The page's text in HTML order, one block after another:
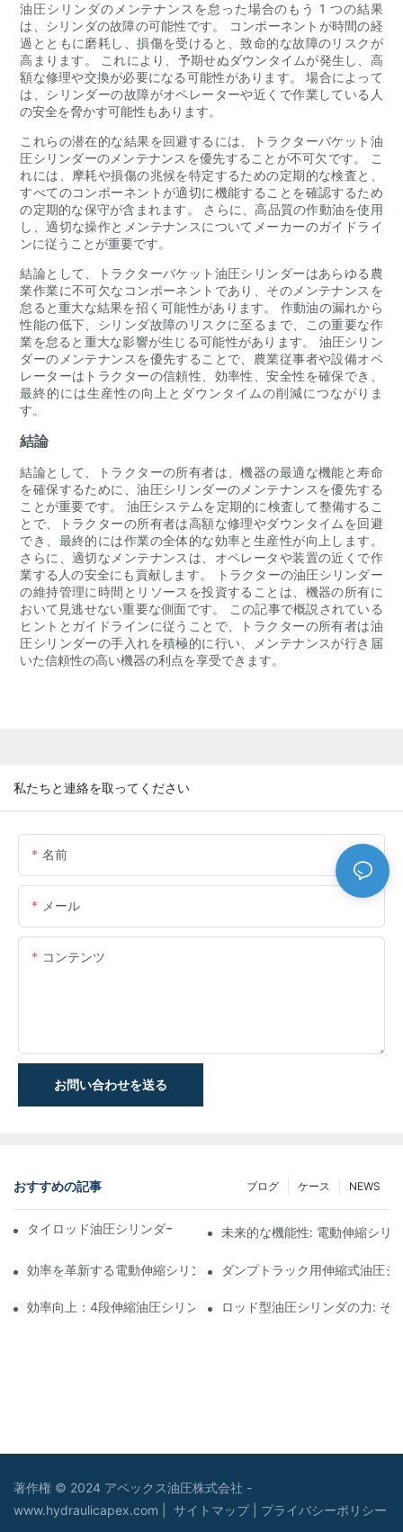
油圧シリンダのメンテナンスを怠った場合のもう 1 つの結果
は、シリンダの故障の可能性です。 コンポーネントが時間の経
過とともに磨耗し、損傷を受けると、致命的な故障のリスクが
高まります。 これにより、予期せぬダウンタイムが発生し、高
額な修理や交換が必要になる可能性があります。 場合によって
は、シリンダーの故障がオペレーターや近くで作業している人
の安全を脅かす可能性もあります。
これらの潜在的な結果を回避するには、トラクターバケット油
圧シリンダーのメンテナンスを優先することが不可欠です。 こ
れには、摩耗や損傷の兆候を特定するための定期的な検査と、
すべてのコンポーネントが適切に機能することを確認するため
の定期的な保守が含まれます。 さらに、高品質の作動油を使用
し、適切な操作とメンテナンスについてメーカーのガイドライ
ンに従うことが重要です。
結論として、トラクターバケット油圧シリンダーはあらゆる農
業作業に不可欠なコンポーネントであり、そのメンテナンスを
怠ると重大な結果を招く可能性があります。 作動油の漏れから
性能の低下、シリンダ故障のリスクに至るまで、この重要な作
業を怠ると重大な影響が生じる可能性があります。 油圧シリン
ダーのメンテナンスを優先することで、農業従事者や設備オペ
レーターはトラクターの信頼性、効率性、安全性を確保でき、
最終的には生産性の向上とダウンタイムの削減につながりま
す。
結論
結論として、トラクターの所有者は、機器の最適な機能と寿命
を確保するために、油圧シリンダーのメンテナンスを優先する
ことが重要です。 油圧システムを定期的に検査して整備するこ
とで、トラクターの所有者は高額な修理やダウンタイムを回避
でき、最終的には作業の全体的な効率と生産性が向上します。
さらに、適切なメンテナンスは、オペレータや装置の近くで作
業する人の安全にも貢献します。 トラクターの油圧シリンダー
の維持管理に時間とリソースを投資することは、機器の所有に
おいて見逃せない重要な側面です。 この記事で概説されている
ヒントとガイドラインに従うことで、トラクターの所有者は油
圧シリンダーの手入れを積極的に行い、メンテナンスが行き届
いた信頼性の高い機器の利点を享受できます。
私たちと連絡を取ってください
名前
メール
コンテンツ
お問い合わせを送る
おすすめの記事 NEWS
ケース
ブログ
タイロッド油圧シリンダーの機能と重要性を理解する
未来的な機能性: 電動伸縮シリ
効率を革新する電動伸縮シリンダ ダンプトラック用伸縮式油圧
効率向上：4段伸縮油圧シリンダーのメリットロッド型油圧シリンダの力: そ
著作権 © 2024 アペックス油圧株式会社 -
www.hydraulicapex.com | サイトマップ プライバシーポリシー